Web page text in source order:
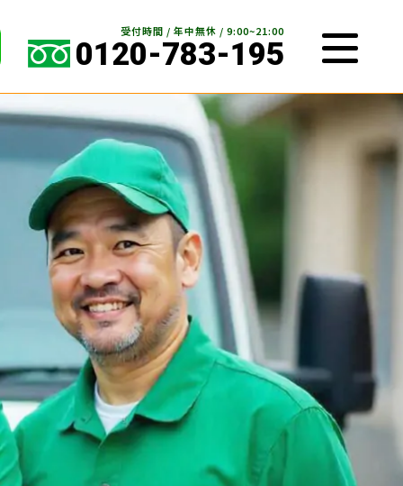
受付時間 / 年中無休 / 9:00~21:00
0120-783-195